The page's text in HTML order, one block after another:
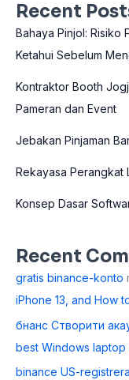
Recent
Bahaya Pinjol: Risiko
Ketahui Sebelum
Kontraktor Booth
Pameran dan Event
Jebakan Pinjaman
Rekayasa Perangkat
Konsep Dasar
Recent
gratis binance-konto
iPhone 13, and How
бнанс Створити
best Windows laptop
binance US-registrera